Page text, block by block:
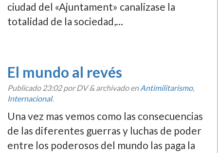
ciudad del «Ajuntament» canalizase la
totalidad de la sociedad,…
El mundo al revés
Publicado23:02por DV&archivado enAntimilitarismo,
Internacional.
Una vez mas vemos como las consecuencias
de las diferentes guerras y luchas de poder
entre los poderosos del mundo las paga la